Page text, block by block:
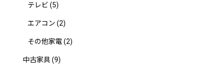
テレビ (5)
エアコン (2)
その他家電(2)
中古家具(9)